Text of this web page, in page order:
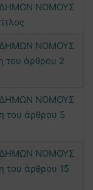
ΔΗΜΩΝ ΝΟΜΟΥΣ
ΔΗΜΩΝ ΝΟΜΟΥΣ
του άρθρου 2
ΔΗΜΩΝ ΝΟΜΟΥΣ
του άρθρου 5
ΔΗΜΩΝ ΝΟΜΟΥΣ
του άρθρου 15